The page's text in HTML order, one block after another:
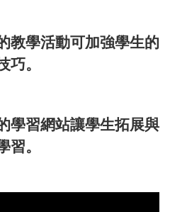
教學活動可加強學生的
。
學習網站讓學生拓展與
。